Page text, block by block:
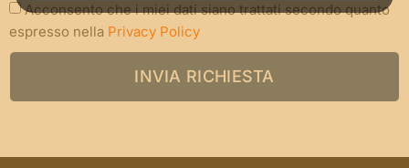
Acconsento che i miei dati siano trattati secondo quanto
espresso nella Privacy Policy
INVIA RICHIESTA